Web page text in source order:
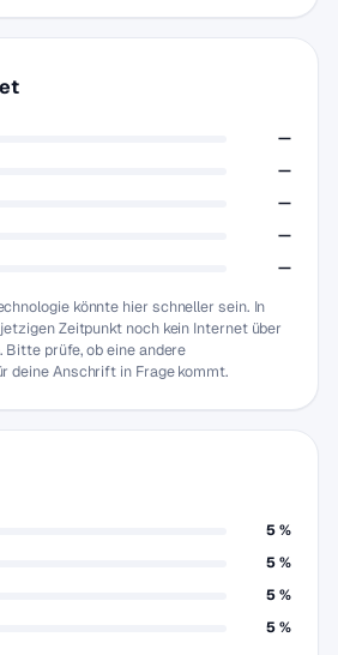
—
—
—
—
—
könnte hier schneller sein. In
Zeitpunkt noch kein Internet über
Bitte prüfe, ob eine andere
deine Anschrift in Frage kommt.
5 %
5 %
5 %
5 %